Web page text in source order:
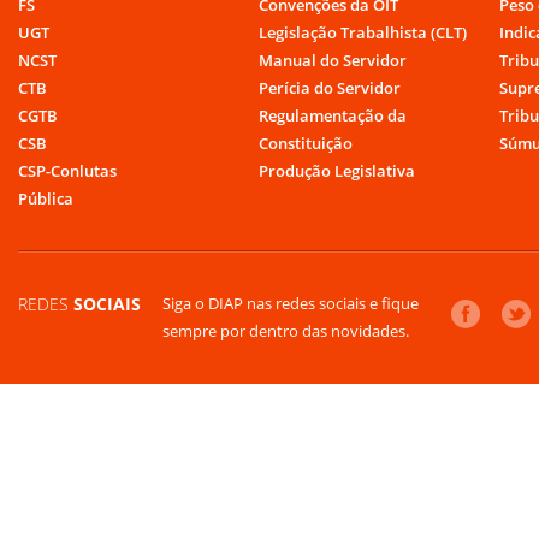
FS
UGT
NCST
CTB
CGTB
CSB
CSP-Conlutas
Pública
Convenções da OIT
Legislação Trabalhista (CLT)
Manual do Servidor
Perícia do Servidor
Regulamentação da
Constituição
Produção Legislativa
REDES SOCIAIS
Siga o DIAP nas redes sociais e fique
sempre por dentro das novidades.